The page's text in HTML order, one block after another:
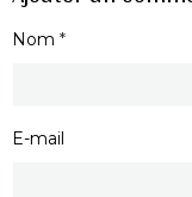
Nom
E-mail